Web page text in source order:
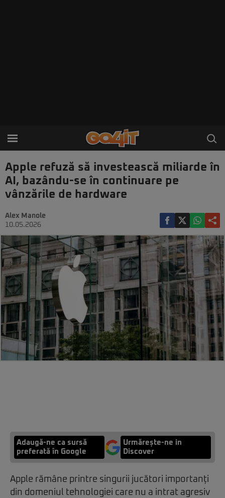
Apple refuză să investească miliarde în
AI, bazându-se în continuare pe
vânzările de hardware
Alex Manole
10.05.2026
Adaugă-ne ca sursă
preferată în Google
Urmărește-ne in
Discover
Apple rămâne printre singurii jucători importanți
din domeniul tehnologiei care nu a intrat agresiv